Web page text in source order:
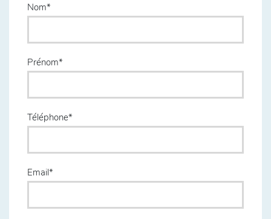
Nom
Prénom
Téléphone
Email